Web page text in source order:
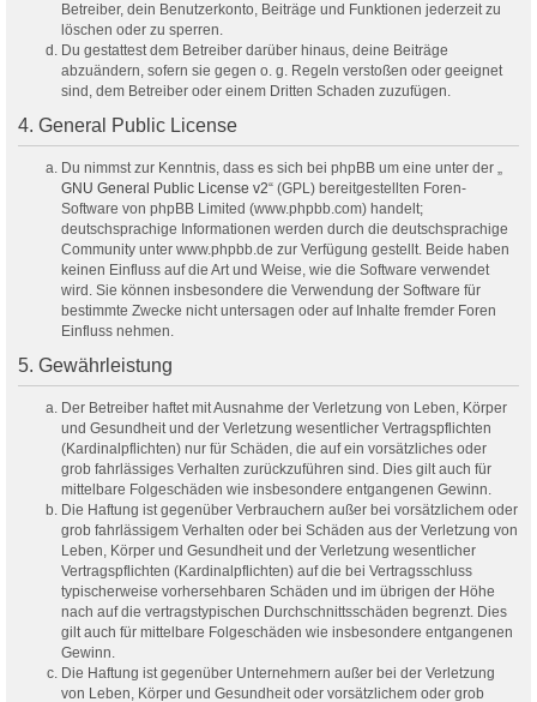
Betreiber, dein Benutzerkonto, Beiträge und Funktionen jederzeit zu
löschen oder zu sperren.
Du gestattest dem Betreiber darüber hinaus, deine Beiträge
abzuändern, sofern sie gegen o. g. Regeln verstoßen oder geeignet
sind, dem Betreiber oder einem Dritten Schaden zuzufügen.
4. General Public License
Du nimmst zur Kenntnis, dass es sich bei phpBB um eine unter der „
GNU General Public License v2“ (GPL) bereitgestellten Foren-
Software von phpBB Limited (www.phpbb.com) handelt;
deutschsprachige Informationen werden durch die deutschsprachige
Community unter www.phpbb.de zur Verfügung gestellt. Beide haben
keinen Einfluss auf die Art und Weise, wie die Software verwendet
wird. Sie können insbesondere die Verwendung der Software für
bestimmte Zwecke nicht untersagen oder auf Inhalte fremder Foren
Einfluss nehmen.
5. Gewährleistung
Der Betreiber haftet mit Ausnahme der Verletzung von Leben, Körper
und Gesundheit und der Verletzung wesentlicher Vertragspflichten
(Kardinalpflichten) nur für Schäden, die auf ein vorsätzliches oder
grob fahrlässiges Verhalten zurückzuführen sind. Dies gilt auch für
mittelbare Folgeschäden wie insbesondere entgangenen Gewinn.
Die Haftung ist gegenüber Verbrauchern außer bei vorsätzlichem oder
grob fahrlässigem Verhalten oder bei Schäden aus der Verletzung von
Leben, Körper und Gesundheit und der Verletzung wesentlicher
Vertragspflichten (Kardinalpflichten) auf die bei Vertragsschluss
typischerweise vorhersehbaren Schäden und im übrigen der Höhe
nach auf die vertragstypischen Durchschnittsschäden begrenzt. Dies
gilt auch für mittelbare Folgeschäden wie insbesondere entgangenen
Gewinn.
Die Haftung ist gegenüber Unternehmern außer bei der Verletzung
von Leben, Körper und Gesundheit oder vorsätzlichem oder grob